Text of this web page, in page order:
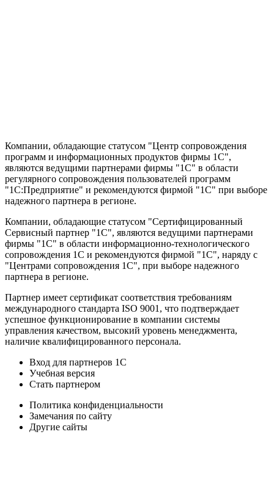
Компании, обладающие статусом "Центр сопровождения
программ и информационных продуктов фирмы 1С",
являются ведущими партнерами фирмы "1С" в области
регулярного сопровождения пользователей программ
"1С:Предприятие" и рекомендуются фирмой "1С" при выборе
надежного партнера в регионе.
Компании, обладающие статусом "Сертифицированный
Сервисный партнер "1С", являются ведущими партнерами
фирмы "1С" в области информационно-технологического
сопровождения 1C и рекомендуются фирмой "1С", наряду с
"Центрами сопровождения 1С", при выборе надежного
партнера в регионе.
Партнер имеет сертификат соответствия требованиям
международного стандарта ISO 9001, что подтверждает
успешное функционирование в компании системы
управления качеством, высокий уровень менеджмента,
наличие квалифицированного персонала.
Вход для партнеров 1С
Учебная версия
Стать партнером
Политика конфиденциальности
Замечания по сайту
Другие сайты